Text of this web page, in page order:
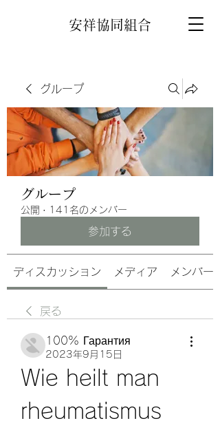
安祥協同組合
グループ
グループ
公開 · 141名のメンバー
参加する
ディスカッション メディア メンバー
戻る
100% Гарантия
2023年9月15日
Wie heilt man
rheumatismus